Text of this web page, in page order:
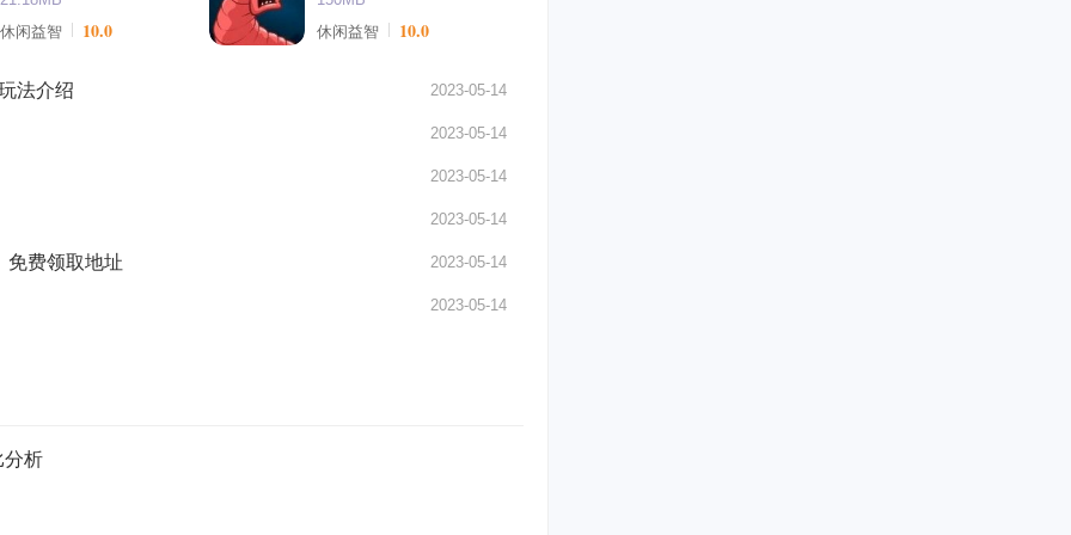
休闲益智
10.0
休闲益智
10.0
法介绍 2023-05-14
2023-05-14
2023-05-14
2023-05-14
免费领取地址 2023-05-14
2023-05-14
分析